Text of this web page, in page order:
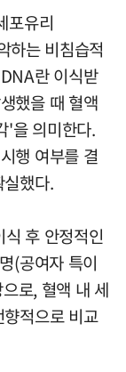
포유리
는 비침습적
란 이식받
했을 때 혈액
'을 의미한다.
행 여부를 결
했다.
후 안정적인
(공여자 특이
로, 혈액 내 세
적으로 비교